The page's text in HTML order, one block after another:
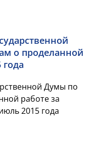
о проделанной
года
Думы по
работе за
2015 года